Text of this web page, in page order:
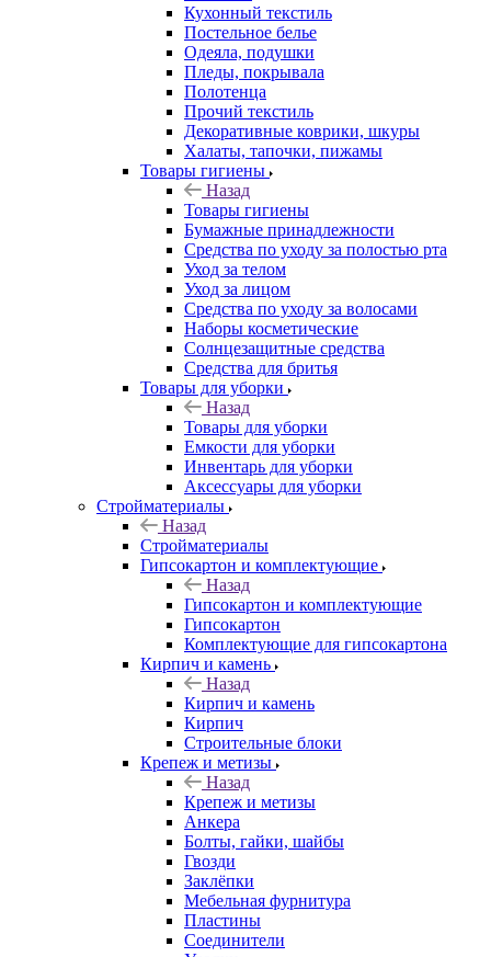
Кухонный текстиль
Постельное белье
Одеяла, подушки
Пледы, покрывала
Полотенца
Прочий текстиль
Декоративные коврики, шкуры
Халаты, тапочки, пижамы
Товары гигиены
Назад
Товары гигиены
Бумажные принадлежности
Средства по уходу за полостью рта
Уход за телом
Уход за лицом
Средства по уходу за волосами
Наборы косметические
Солнцезащитные средства
Средства для бритья
Товары для уборки
Назад
Товары для уборки
Емкости для уборки
Инвентарь для уборки
Аксессуары для уборки
Стройматериалы
Назад
Стройматериалы
Гипсокартон и комплектующие
Назад
Гипсокартон и комплектующие
Гипсокартон
Комплектующие для гипсокартона
Кирпич и камень
Назад
Кирпич и камень
Кирпич
Строительные блоки
Крепеж и метизы
Назад
Крепеж и метизы
Анкера
Болты, гайки, шайбы
Гвозди
Заклёпки
Мебельная фурнитура
Пластины
Соединители